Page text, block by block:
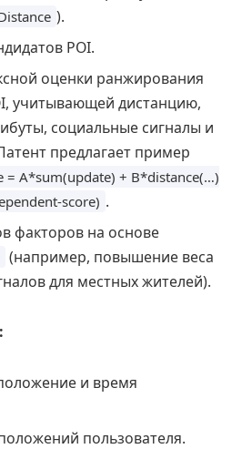
).
POI.
оценки ранжирования
учитывающей дистанцию,
социальные сигналы и
предлагает пример
= A*sum(update) + B*distance(…)
score) .
факторов на основе
(например, повышение веса
для местных жителей).
и время
пользователя.